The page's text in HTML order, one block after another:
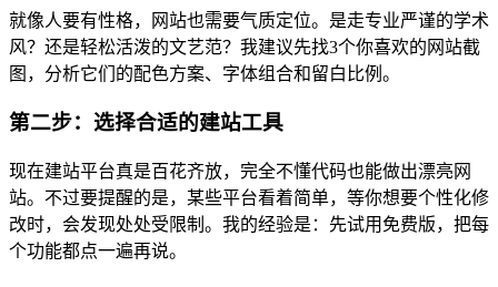
就像人要有性格，网站也需要气质定位。是走专业严谨的学术
风？还是轻松活泼的文艺范？我建议先找3个你喜欢的网站截
图，分析它们的配色方案、字体组合和留白比例。
第二步：选择合适的建站工具
现在建站平台真是百花齐放，完全不懂代码也能做出漂亮网
站。不过要提醒的是，某些平台看着简单，等你想要个性化修
改时，会发现处处受限制。我的经验是：先试用免费版，把每
个功能都点一遍再说。